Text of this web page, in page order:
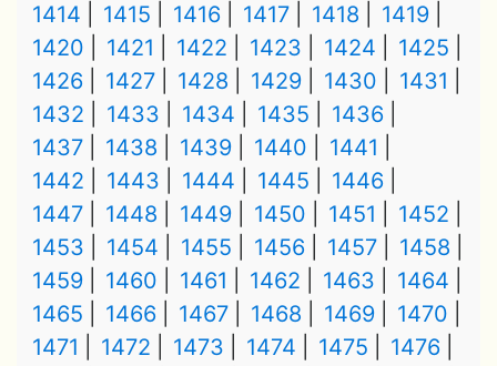
1414
1415 1416 1417 1418
1419
1420
1421 1422 1423 1424
1425
1426
1427 1428 1429 1430
1431
1432
1433 1434 1435
1436
1437
1438 1439 1440
1441
1442
1443 1444 1445
1446
1447
1448 1449 1450 1451
1452
1453
1454 1455 1456 1457
1458
1459
1460 1461 1462 1463
1464
1465
1466 1467 1468 1469
1470
1471
1472 1473 1474 1475
1476